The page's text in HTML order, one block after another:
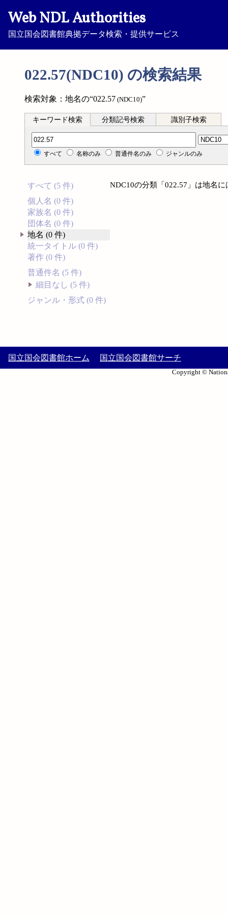
Web NDL Authorities
国立国会図書館典拠データ検索・提供サービス
022.57(NDC10) の検索結果
検索対象：地名の“022.57 (NDC10)”
キーワード検索 分類記号検索 識別子検索
分類記号検索
すべて 名称のみ 普通件名のみ ジャンルのみ
すべて (5 件)
個人名 (0 件)
家族名 (0 件)
団体名 (0 件)
地名 (0 件)
統一タイトル (0 件)
著作 (0 件)
普通件名 (5 件)
細目なし (5 件)
ジャンル・形式 (0 件)
NDC10の分類「022.57」は地名
国立国会図書館ホーム 国立国会図書館サーチ
Copyright ©